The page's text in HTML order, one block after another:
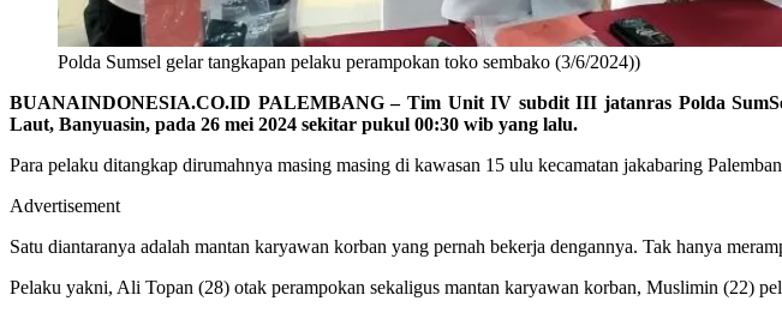
Polda Sumsel gelar tangkapan pelaku perampokan toko sembako (3/6/2024))
BUANAINDONESIA.CO.ID PALEMBANG – Tim Unit IV subdit III jatanras Polda
Laut, Banyuasin, pada 26 mei 2024 sekitar pukul 00:30 wib yang lalu.
Para pelaku ditangkap dirumahnya masing masing di kawasan 15 ulu kecamatan jakabaring
Advertisement
Satu diantaranya adalah mantan karyawan korban yang pernah bekerja dengannya. Tak hanya
Pelaku yakni, Ali Topan (28) otak perampokan sekaligus mantan karyawan korban, Muslimin (22)